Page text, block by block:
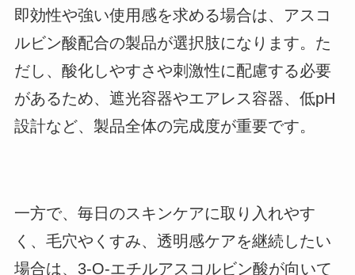
即効性や強い使用感を求める場合は、アスコ
ルビン酸配合の製品が選択肢になります。た
だし、酸化しやすさや刺激性に配慮する必要
があるため、遮光容器やエアレス容器、低pH
設計など、製品全体の完成度が重要です。
一方で、毎日のスキンケアに取り入れやす
く、毛穴やくすみ、透明感ケアを継続したい
場合は、3-O-エチルアスコルビン酸が向いて